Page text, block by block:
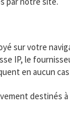
sur votre
IP, le
en aucun
destinés